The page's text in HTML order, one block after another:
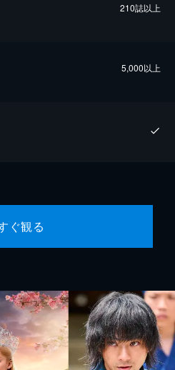
210誌以上
5,000以上
ぐ観る